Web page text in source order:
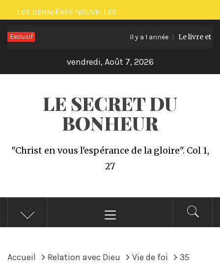
Passer
au
contenu
LES DERNIÈRES NOUVELLES
Exclusif Il y a 1 année Le livre et
vendredi, Août 7, 2026
LE SECRET DU
BONHEUR
"Christ en vous l'espérance de la gloire". Col 1,
27
principal
Accueil Relation avec Dieu Vie de foi
35